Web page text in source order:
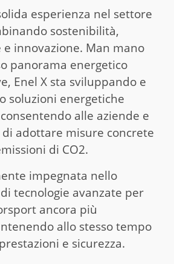
esperienza nel settore
sostenibilità,
e innovazione. Man mano
panorama energetico
Enel X sta sviluppando e
soluzioni energetiche
alle aziende e
adottare misure concrete
di CO2.
impegnata nello
tecnologie avanzate per
ancora più
allo stesso tempo
e sicurezza.